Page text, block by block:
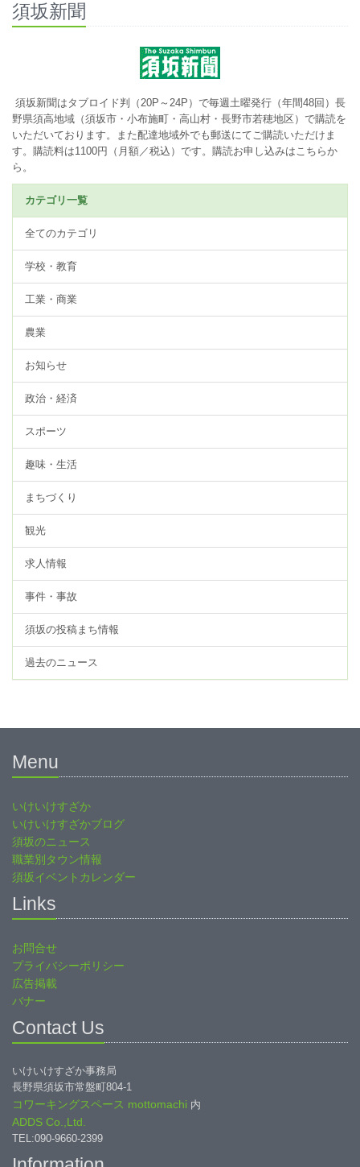
須坂新聞
須坂新聞はタブロイド判（20P～24P）で毎週土曜発行（年間48回）長
野県須高地域（須坂市・小布施町・高山村・長野市若穂地区）で購読を
いただいております。また配達地域外でも郵送にてご購読いただけま
す。購読料は1100円（月額／税込）です。 購読お申し込みはこちらか
ら。
カテゴリ一覧
全てのカテゴリ
学校・教育
工業・商業
農業
お知らせ
政治・経済
スポーツ
趣味・生活
まちづくり
観光
求人情報
事件・事故
須坂の投稿まち情報
過去のニュース
Menu
いけいけすざか
いけいけすざかブログ
須坂のニュース
職業別タウン情報
須坂イベントカレンダー
Links
お問合せ
プライバシーポリシー
広告掲載
バナー
Contact Us
いけいけすざか事務局
長野県須坂市常盤町804-1
コワーキングスペース mottomachi 内
ADDS Co.,Ltd.
TEL:090-9660-2399